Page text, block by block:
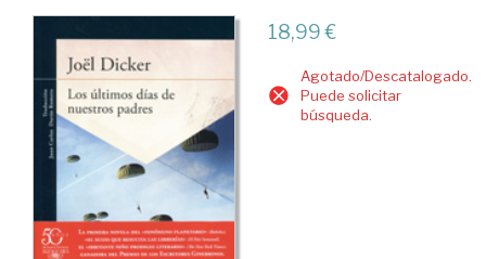
18,99 €
Agotado/Descatalogado.
Puede solicitar
búsqueda.